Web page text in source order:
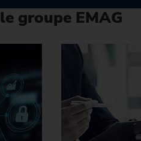
le groupe EMAG